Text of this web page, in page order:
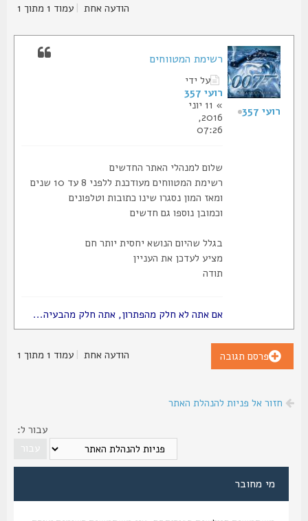
הודעה אחת |עמוד1מתוך1
רשימת המטווחים
על ידי
רועי 357
» 11 יוני
2016,
07:26
שלום למנהלי האתר החדשים
רשימת המטווחים מעודכנת ללפני 8 עד 10 שנים
ומאז המון נסגרו שינו כתובות וטלפונים
וכמובן נוספו גם חדשים
בגלל שהיום הנושא יחסית יותר חם
מציע לעדכן את העניין
אם אתה לא חלק מהפתרון, אתה חלק מהבעיה...
פרסם תגובה הודעה אחת |עמוד1מתוך1
חזור אל פניות להנהלת האתר
עבור ל:
מי מחובר